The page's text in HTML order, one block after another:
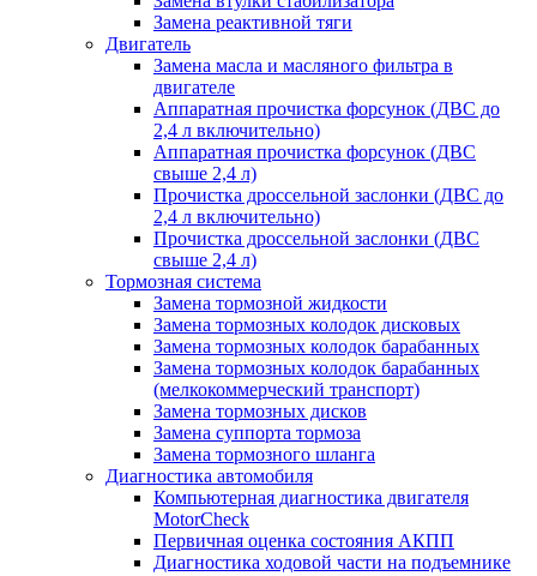
Замена реактивной тяги
Двигатель
Замена масла и масляного фильтра в
двигателе
Аппаратная прочистка форсунок (ДВС до
2,4 л включительно)
Аппаратная прочистка форсунок (ДВС
свыше 2,4 л)
Прочистка дроссельной заслонки (ДВС до
2,4 л включительно)
Прочистка дроссельной заслонки (ДВС
свыше 2,4 л)
Тормозная система
Замена тормозной жидкости
Замена тормозных колодок дисковых
Замена тормозных колодок барабанных
Замена тормозных колодок барабанных
(мелкокоммерческий транспорт)
Замена тормозных дисков
Замена суппорта тормоза
Замена тормозного шланга
Диагностика автомобиля
Компьютерная диагностика двигателя
MotorCheсk
Первичная оценка состояния АКПП
Диагностика ходовой части на подъемнике